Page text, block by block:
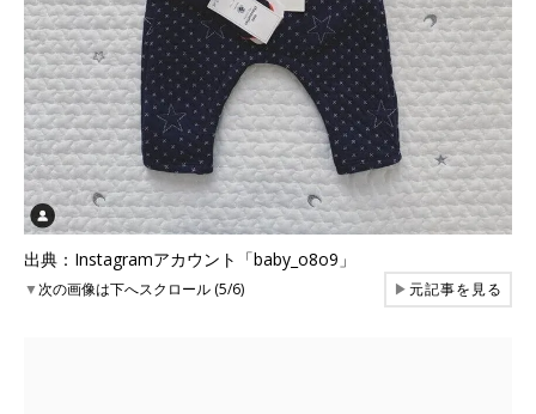
出典：Instagramアカウント「baby_o8o9」
▼次の画像は下へスクロール (5/6) ▶元記事を見る